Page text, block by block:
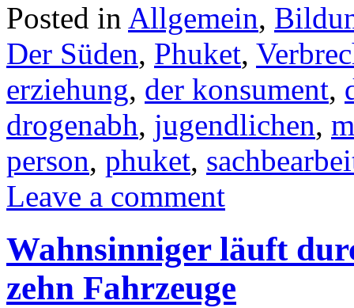
Posted in Allgemein,
Der Süden, Phuket,
erziehung, der konsument,
drogenabh, jugendlichen,
person, phuket,
Leave a comment
Wahnsinniger läuft
zehn Fahrzeuge